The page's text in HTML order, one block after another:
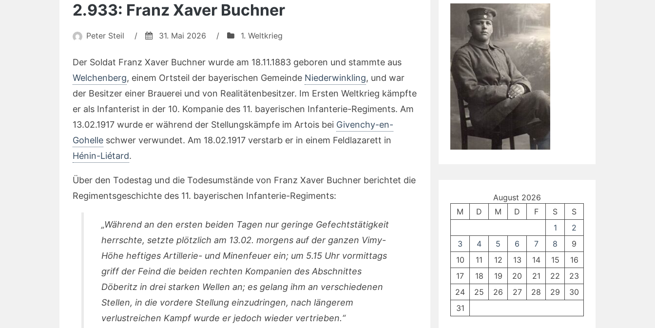
2.933: Franz Xaver Buchner
Peter Steil / 31. Mai 2026 / 1. Weltkrieg
Der Soldat Franz Xaver Buchner wurde am 18.11.1883 geboren und stammte aus
Welchenberg, einem Ortsteil der bayerischen Gemeinde Niederwinkling, und war
der Besitzer einer Brauerei und von Realitätenbesitzer. Im Ersten Weltkrieg kämpfte
er als Infanterist in der 10. Kompanie des 11. bayerischen Infanterie-Regiments. Am
13.02.1917 wurde er während der Stellungskämpfe im Artois bei Givenchy-en-
Gohelle schwer verwundet. Am 18.02.1917 verstarb er in einem Feldlazarett in
Hénin-Liétard.
Über den Todestag und die Todesumstände von Franz Xaver Buchner berichtet die
Regimentsgeschichte des 11. bayerischen Infanterie-Regiments:
„Während an den ersten beiden Tagen nur geringe Gefechtstätigkeit
herrschte, setzte plötzlich am 13.02. morgens auf der ganzen Vimy-
Höhe heftiges Artillerie- und Minenfeuer ein; um 5.15 Uhr vormittags
griff der Feind die beiden rechten Kompanien des Abschnittes
Döberitz in drei starken Wellen an; es gelang ihm an verschiedenen
Stellen, in die vordere Stellung einzudringen, nach längerem
verlustreichen Kampf wurde er jedoch wieder vertrieben.“
August 2026
M
D M D F S
S
1
2
3
4 5 6 7 8
9
10
11 12 13 14 15
16
17
18 19 20 21 22
23
24
25 26 27 28 29
30
31